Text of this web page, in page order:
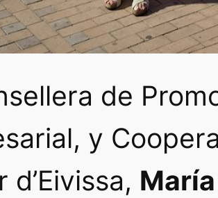
de
y
d’Eivissa,